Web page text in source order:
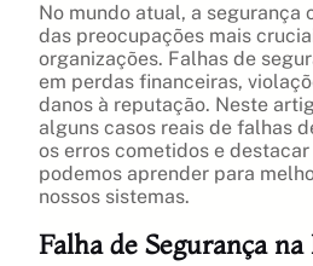
No mundo atual, a segurança
das preocupações mais
organizações. Falhas de
em perdas financeiras,
danos à reputação. Neste
alguns casos reais de falhas
os erros cometidos e
podemos aprender para
nossos sistemas.
Falha de Segurança